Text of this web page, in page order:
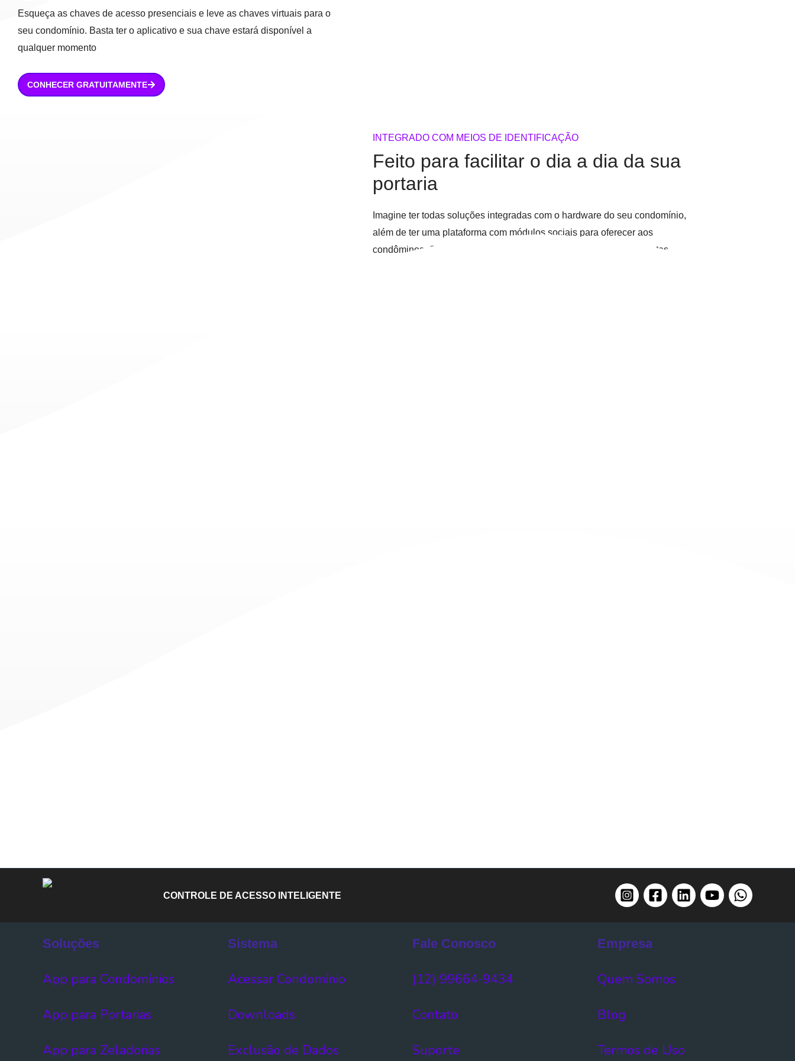
Esqueça as chaves de acesso presenciais e leve as chaves virtuais para o
seu condomínio. Basta ter o aplicativo e sua chave estará disponível a
qualquer momento
CONHECER GRATUITAMENTE
INTEGRADO COM MEIOS DE IDENTIFICAÇÃO
Feito para facilitar o dia a dia da sua
portaria
Imagine ter todas soluções integradas com o hardware do seu condomínio,
além de ter uma plataforma com módulos sociais para oferecer aos
condôminos. O eCondos tem tudo e muito mais, leve aos seus clientes
CONTROLE DE ACESSO INTELIGENTE
Soluções
App para Condomínios
App para Portarias
App para Zeladorias
Sistema
Acessar Condomínio​
Downloads
Exclusão de Dados​
Fale Conosco
(12) 99664-9434
Contato
Suporte
Empresa
Quem Somos
Blog
Termos de Uso​